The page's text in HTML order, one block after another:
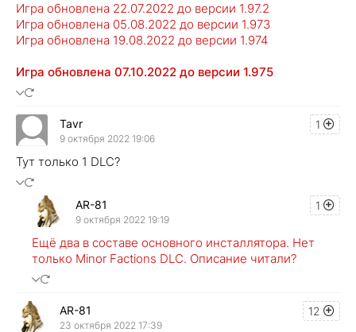
Игра обновлена 22.07.2022 до версии 1.97.2
Игра обновлена 05.08.2022 до версии 1.973
Игра обновлена 19.08.2022 до версии 1.974
Игра обновлена 07.10.2022 до версии 1.975
1
Tavr
9 октября 2022 19:06
Тут только 1 DLC?
1
AR-81
9 октября 2022 19:19
Ещё два в составе основного инсталлятора. Нет
только Minor Factions DLC. Описание читали?
12
AR-81
23 октября 2022 17:39